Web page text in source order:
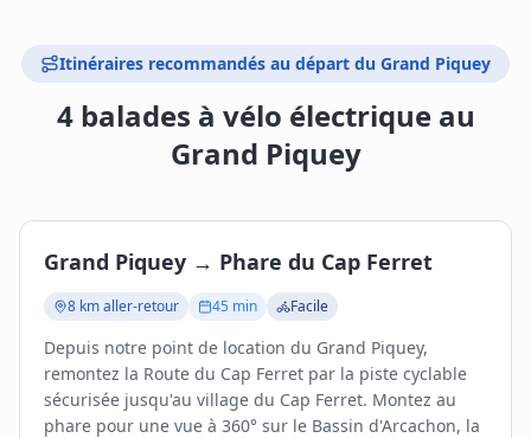
Itinéraires recommandés au départ du Grand Piquey
4 balades à vélo électrique au
Grand Piquey
Grand Piquey → Phare du Cap Ferret
8 km aller-retour 45 min Facile
Depuis notre point de location du Grand Piquey,
remontez la Route du Cap Ferret par la piste cyclable
sécurisée jusqu'au village du Cap Ferret. Montez au
phare pour une vue à 360° sur le Bassin d'Arcachon, la